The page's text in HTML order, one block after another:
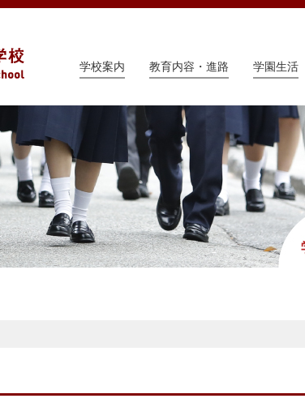
学校案内 教育内容・進路 学園生活